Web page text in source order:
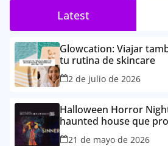
Latest
Glowcation: Viajar
tu rutina de skincare
2 de julio de 2026
Halloween Horror
haunted house que
TikTok este otoño
21 de mayo de 2026